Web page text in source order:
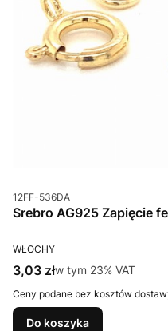
Kod produktu
12FF-536DA
Srebro AG925 Zapięcie
PRODUCENT
WŁOCHY
Cena brutto
3,03 złw tym %s VAT
w tym 23% VAT
Ceny podane bez kosztów
Do koszyka